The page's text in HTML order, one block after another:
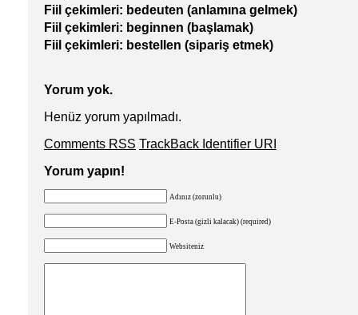
Fiil çekimleri: bedeuten (anlamına gelmek)
Fiil çekimleri: beginnen (başlamak)
Fiil çekimleri: bestellen (sipariş etmek)
Yorum yok.
Henüz yorum yapılmadı.
Comments RSS TrackBack Identifier URI
Yorum yapın!
Adınız (zorunlu)
E-Posta (gizli kalacak) (required)
Websiteniz